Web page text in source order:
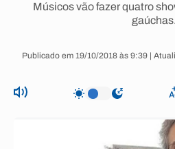
Músicos vão fazer quatro
gaúchas.
Publicado em 19/10/2018 às 9:39 |